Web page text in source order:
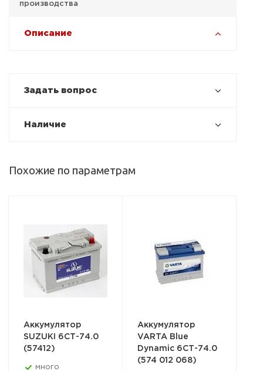
производства
Описание
Задать вопрос
Наличие
Похожие по параметрам
Аккумулятор
SUZUKI 6СТ-74.0
(57412)
много
Аккумулятор
VARTA Blue
Dynamic 6СТ-74.0
(574 012 068)